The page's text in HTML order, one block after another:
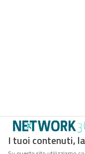
I tuoi contenuti,